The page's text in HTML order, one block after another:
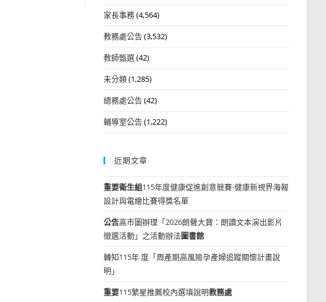
家長事務(4,564)
教務處公告(3,532)
教師甄選(42)
未分類(1,285)
總務處公告(42)
輔導室公告(1,222)
近期文章
重要衛生組115年度健康促進創意競賽-健康新視界海報
設計與電繪比賽得獎名單
公告高市圖辦理「2026朗聲大賞：朗讀文本演出影片
徵選活動」之活動辦法圖書館
轉知115年 度「周產期高風險孕產婦追蹤關懷計畫說
明」
重要115繁星推薦校內選填說明教務處